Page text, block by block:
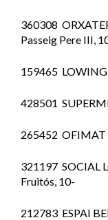
360308
Passeig
159465
428501
265452
321197 SOCIAL
Fruitós,
212783 ESPAI